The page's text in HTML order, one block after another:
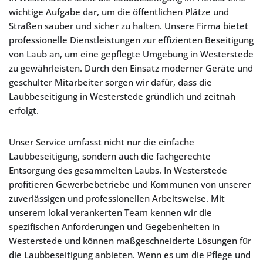
wichtige Aufgabe dar, um die öffentlichen Plätze und
Straßen sauber und sicher zu halten. Unsere Firma bietet
professionelle Dienstleistungen zur effizienten Beseitigung
von Laub an, um eine gepflegte Umgebung in Westerstede
zu gewährleisten. Durch den Einsatz moderner Geräte und
geschulter Mitarbeiter sorgen wir dafür, dass die
Laubbeseitigung in Westerstede gründlich und zeitnah
erfolgt.
Unser Service umfasst nicht nur die einfache
Laubbeseitigung, sondern auch die fachgerechte
Entsorgung des gesammelten Laubs. In Westerstede
profitieren Gewerbebetriebe und Kommunen von unserer
zuverlässigen und professionellen Arbeitsweise. Mit
unserem lokal verankerten Team kennen wir die
spezifischen Anforderungen und Gegebenheiten in
Westerstede und können maßgeschneiderte Lösungen für
die Laubbeseitigung anbieten. Wenn es um die Pflege und